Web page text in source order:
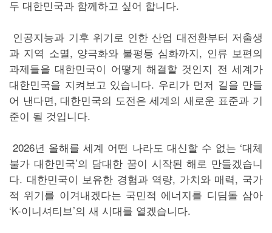
두 대한민국과 함께하고 싶어 합니다.
인공지능과 기후 위기로 인한 산업 대전환부터 저출생
과 지역 소멸, 양극화와 불평등 심화까지, 인류 보편의
과제들을 대한민국이 어떻게 해결할 것인지 전 세계가
대한민국을 지켜보고 있습니다. 우리가 먼저 길을 만들
어 낸다면, 대한민국의 도전은 세계의 새로운 표준과 기
준이 될 것입니다.
2026년 올해를 세계 어떤 나라도 대신할 수 없는 ‘대체
불가 대한민국’의 담대한 꿈이 시작된 해로 만들겠습니
다. 대한민국이 보유한 경험과 역량, 가치와 매력, 국가
적 위기를 이겨내겠다는 국민적 에너지를 디딤돌 삼아
‘K-이니셔티브’의 새 시대를 열겠습니다.